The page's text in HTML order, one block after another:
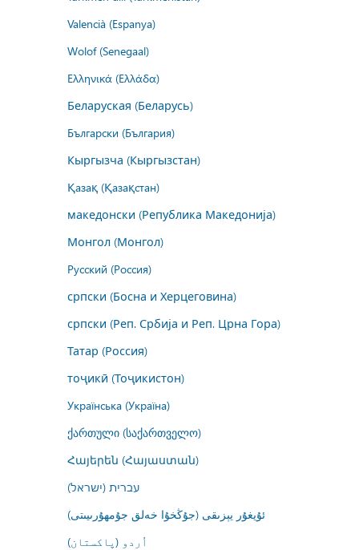
Valencià (Espanya)
Wolof (Senegaal)
Ελληνικά (Ελλάδα)
Беларуская (Беларусь)
Български (България)
Кыргызча (Кыргызстан)
Қазақ (Қазақстан)
македонски (Република Македонија)
Монгол (Монгол)
Русский (Россия)
српски (Босна и Херцеговина)
српски (Реп. Србија и Реп. Црна Гора)
Татар (Россия)
тоҷикӣ (Тоҷикистон)
Українська (Україна)
ქართული (საქართველო)
Հայերեն (Հայաստան)
עברית (ישראל)
ئۇيغۇر يېزىقى (جۇڭخۇا خەلق جۇمھۇرىيىتى)
اُردو (پاکستان)